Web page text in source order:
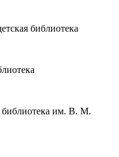
библиотека
библиотека им. В. М.